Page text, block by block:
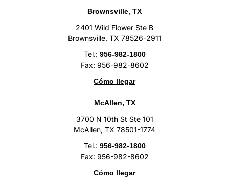
Brownsville, TX
2401 Wild Flower Ste B
Brownsville, TX 78526-2911
Tel.: 956-982-1800
Fax: 956-982-8602
Cómo llegar
McAllen, TX
3700 N 10th St Ste 101
McAllen, TX 78501-1774
Tel.: 956-982-1800
Fax: 956-982-8602
Cómo llegar